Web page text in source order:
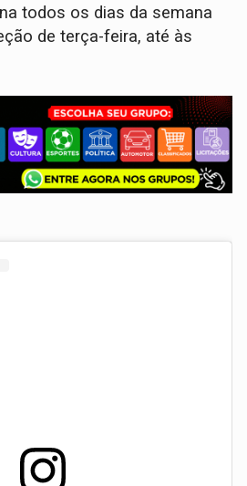
todos os dias da semana
de terça-feira, até às